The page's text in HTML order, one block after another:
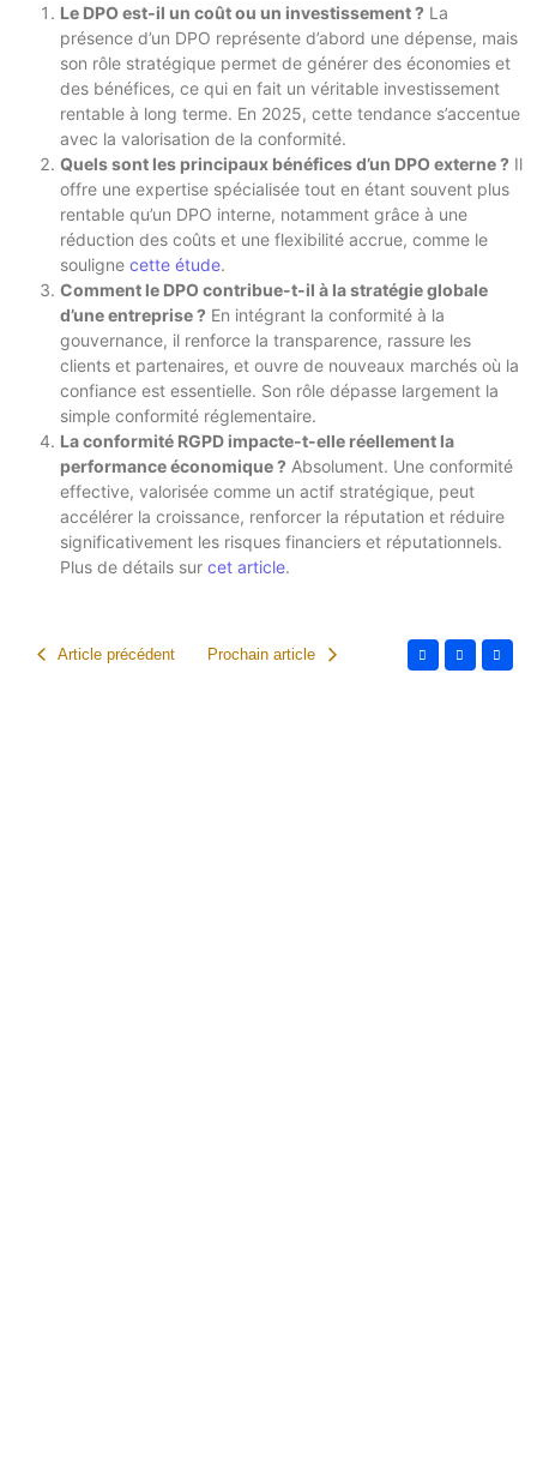
Le DPO est-il un coût ou un investissement ? La
présence d’un DPO représente d’abord une dépense, mais
son rôle stratégique permet de générer des économies et
des bénéfices, ce qui en fait un véritable investissement
rentable à long terme. En 2025, cette tendance s’accentue
avec la valorisation de la conformité.
Quels sont les principaux bénéfices d’un DPO externe ? Il
offre une expertise spécialisée tout en étant souvent plus
rentable qu’un DPO interne, notamment grâce à une
réduction des coûts et une flexibilité accrue, comme le
souligne cette étude.
Comment le DPO contribue-t-il à la stratégie globale
d’une entreprise ? En intégrant la conformité à la
gouvernance, il renforce la transparence, rassure les
clients et partenaires, et ouvre de nouveaux marchés où la
confiance est essentielle. Son rôle dépasse largement la
simple conformité réglementaire.
La conformité RGPD impacte-t-elle réellement la
performance économique ? Absolument. Une conformité
effective, valorisée comme un actif stratégique, peut
accélérer la croissance, renforcer la réputation et réduire
significativement les risques financiers et réputationnels.
Plus de détails sur cet article.
Article précédent Prochain article